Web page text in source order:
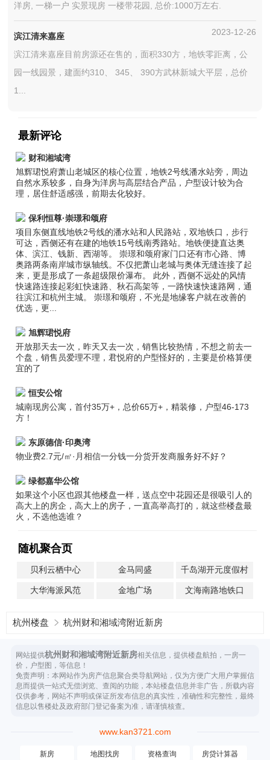
洋房, 一梯一户 实景现房 一楼带花园, 总价:1000万左右.
滨江清来嘉座 2023-12-26
滨江清来嘉座目前房源还在售的，面积330方，地铁零距离，公
园一线园景，建面约310、 345、 390方武林新城大平层，总价
1...
最新评论
财和湘域湾
旭辉珺悦府萧山老城区的核心位置，地铁2号线潘水站旁，周边
自然水系较多，自身为洋房与高层结合产品，户型设计较为合
理，居住舒适感强，前期去化较好。
保利恒尊·崇璟和颂府
项目东侧直线地铁2号线的潘水站和人民路站，双地铁口，步行
可达，西侧还有在建的地铁15号线南秀路站。地铁便捷直达奥
体、滨江、钱新、西湖等。 崇璟和颂府家门口还有市心路、博
奥路两条南岸城市纵轴线。不仅把萧山老城与奥体无缝连接了起
来，更是形成了一条超级限价瀑布。 此外，西侧不远处的风情
快速路连接起彩虹快速路、秋石高架等，一路快速快速路网，通
往滨江和杭州主城。 崇璟和颂府，不光是地缘客户就在改善的
优选，更...
旭辉珺悦府
开放那天去一次，昨天又去一次，销售比较热情，不想之前去一
个盘，销售员爱理不理，君悦府的户型怪好的，主要是价格算便
宜的了
恒安公馆
城南现房公寓，首付35万+，总价65万+，精装修，户型46-173
方！
东原德信·印奥湾
物业费2.7元/㎡·月相信一分钱一分货开发商服务好不好？
绿都嘉华公馆
如果这个小区也跟其他楼盘一样，送点空中花园还是很吸引人的
高大上的房企，高大上的房子，一直高举高打的，就这些楼盘最
火，不选他选谁？
随机聚合页
贝利云栖中心 金马同盛 千岛湖开元度假村
大华海派风范 金地广场 文海南路地铁口
杭州楼盘 杭州财和湘域湾附近新房
网站提供杭州财和湘域湾附近新房相关信息，提供楼盘航拍，一房一
价，户型图，等信息！
免责声明：本网站作为房产信息聚合类导航网站，仅为方便广大用户掌握信
息而提供一站式无偿浏览、查阅的功能，本站楼盘信息并非广告，所载内容
仅供参考，网站不声明或保证所发布信息的真实性，准确性和完整性，最终
信息以售楼处及政府部门登记备案为准，请谨慎核查。
www.kan3721.com
新房 地图找房 资格查询 房贷计算器